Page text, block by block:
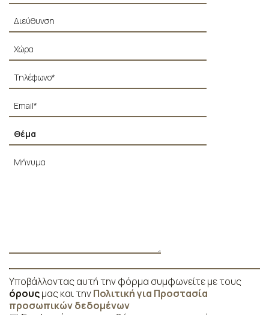
Υποβάλλοντας αυτή την φόρμα συμφωνείτε με τους
όρουςμας και τηνΠολιτική για Προστασία
προσωπικών δεδομένων